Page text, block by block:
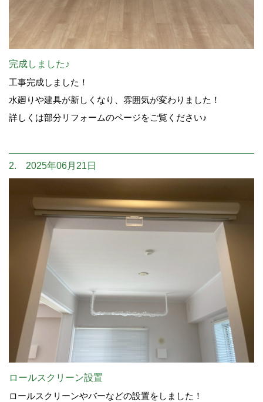
完成しました♪
工事完成しました！
水廻りや建具が新しくなり、雰囲気が変わりました！
詳しくは部分リフォームのページをご覧ください♪
2. 2025年06月21日
ロールスクリーン設置
ロールスクリーンやバーなどの設置をしました！